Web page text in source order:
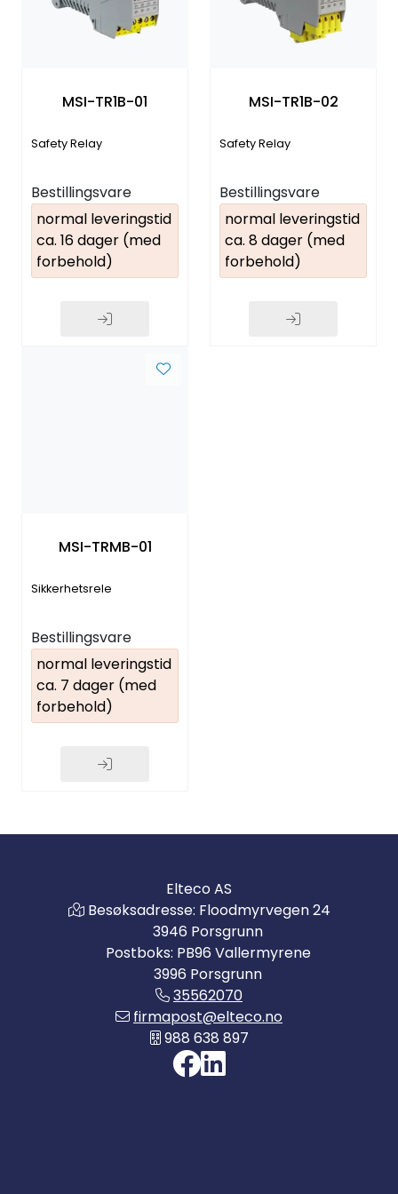
MSI-TR1B-01
Safety Relay
Bestillingsvare
normal leveringstid
ca. 16 dager (med
forbehold)
MSI-TR1B-02
Safety Relay
Bestillingsvare
normal leveringstid
ca. 8 dager (med
forbehold)
MSI-TRMB-01
Sikkerhetsrele
Bestillingsvare
normal leveringstid
ca. 7 dager (med
forbehold)
Elteco AS
Besøksadresse: Floodmyrvegen 24
3946 Porsgrunn
Postboks: PB96 Vallermyrene
3996 Porsgrunn
35562070
firmapost@elteco.no
988 638 897